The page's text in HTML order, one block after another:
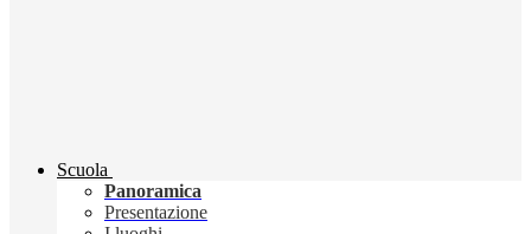
Scuola
Panoramica
Presentazione